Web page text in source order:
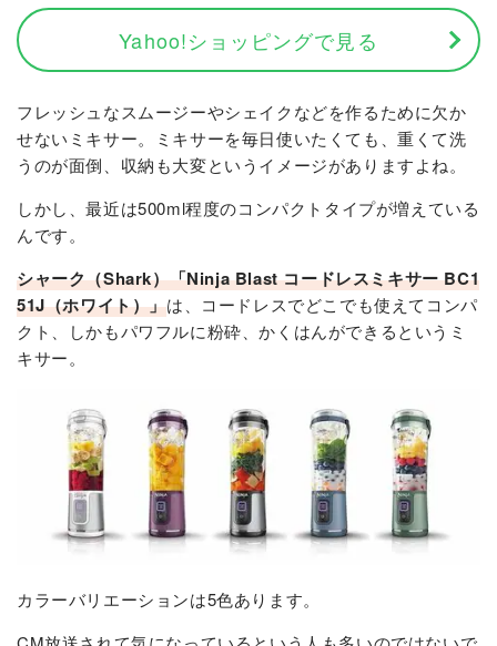
Yahoo!ショッピングで見る
フレッシュなスムージーやシェイクなどを作るために欠か
せないミキサー。ミキサーを毎日使いたくても、重くて洗
うのが面倒、収納も大変というイメージがありますよね。
しかし、最近は500ml程度のコンパクトタイプが増えている
んです。
シャーク（Shark）「Ninja Blast コードレスミキサー BC1
51J（ホワイト）」は、コードレスでどこでも使えてコンパ
クト、しかもパワフルに粉砕、かくはんができるというミ
キサー。
カラーバリエーションは5色あります。